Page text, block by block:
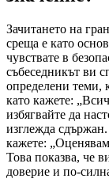
Зачитането на
среща е като
чувствате в
събеседникът ви
определени теми,
като кажете:
избягвайте да
изглежда
кажете:
Това показва, че
доверие и по-